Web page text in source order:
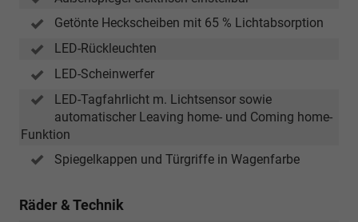
Getönte Heckscheiben mit 65 % Lichtabsorption
LED-Rückleuchten
LED-Scheinwerfer
LED-Tagfahrlicht m. Lichtsensor sowie
automatischer Leaving home- und Coming home-
Funktion
Spiegelkappen und Türgriffe in Wagenfarbe
Räder & Technik